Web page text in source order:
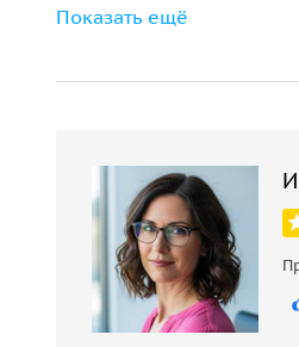
окутывает зрителей
Цена билета: 225 €
Билеты уже в продаже!
яркие впечатления на
рождественской
Показать ещё